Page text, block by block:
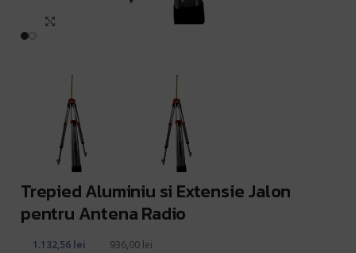
Click pentru a mări
Trepied Aluminiu si Extensie Jalon
pentru Antena Radio
936,00 lei
1.132,56 lei